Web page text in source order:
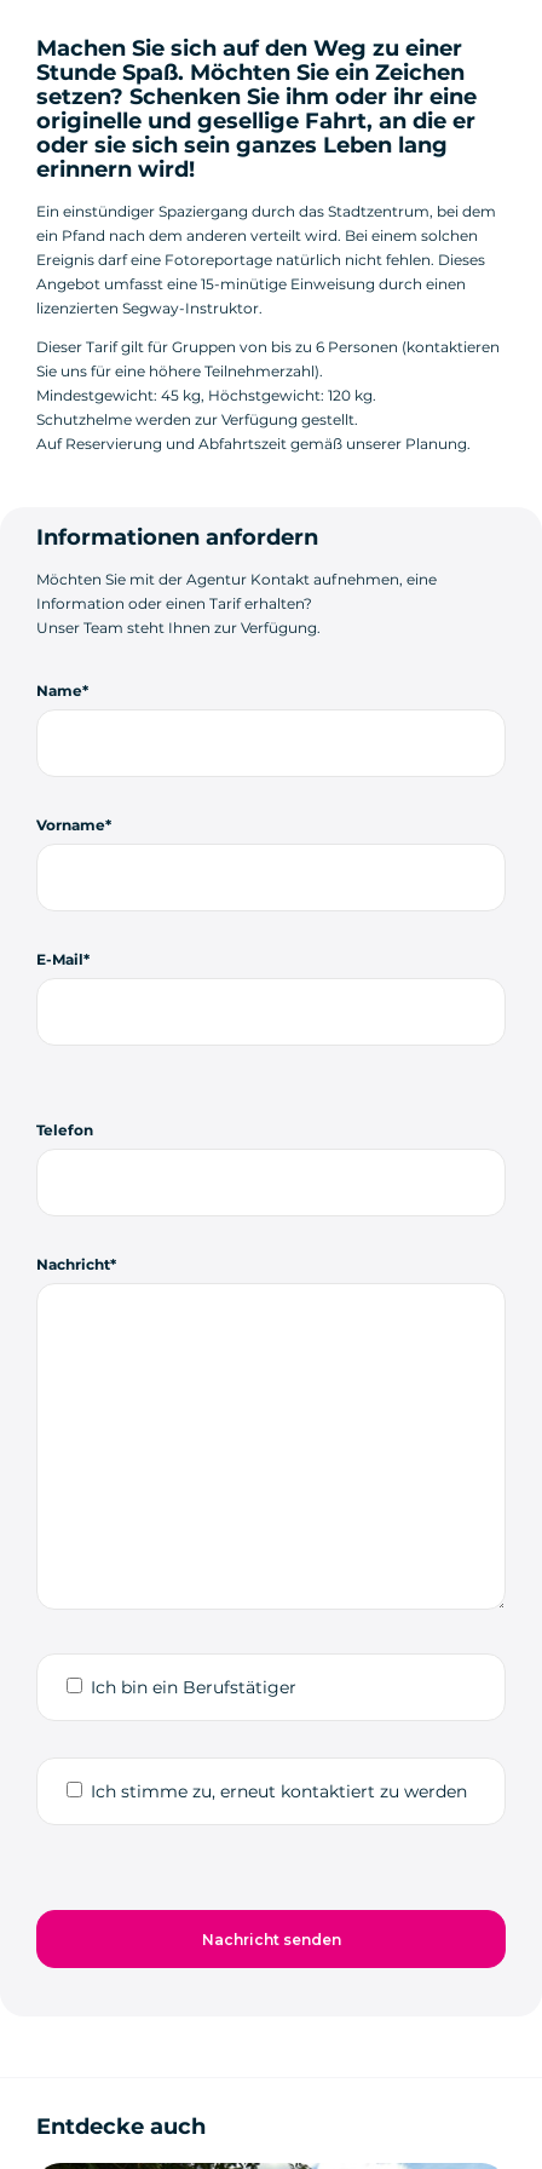
Machen Sie sich auf den Weg zu einer
Stunde Spaß. Möchten Sie ein Zeichen
setzen? Schenken Sie ihm oder ihr eine
originelle und gesellige Fahrt, an die er
oder sie sich sein ganzes Leben lang
erinnern wird!
Ein einstündiger Spaziergang durch das Stadtzentrum, bei dem
ein Pfand nach dem anderen verteilt wird. Bei einem solchen
Ereignis darf eine Fotoreportage natürlich nicht fehlen. Dieses
Angebot umfasst eine 15-minütige Einweisung durch einen
lizenzierten Segway-Instruktor.
Dieser Tarif gilt für Gruppen von bis zu 6 Personen (kontaktieren
Sie uns für eine höhere Teilnehmerzahl).
Mindestgewicht: 45 kg, Höchstgewicht: 120 kg.
Schutzhelme werden zur Verfügung gestellt.
Auf Reservierung und Abfahrtszeit gemäß unserer Planung.
Informationen anfordern
Möchten Sie mit der Agentur Kontakt aufnehmen, eine
Information oder einen Tarif erhalten?
Unser Team steht Ihnen zur Verfügung.
Name
Vorname
E-Mail
Telefon
Nachricht
Ich bin ein Berufstätiger
Ich stimme zu, erneut kontaktiert zu werden
Entdecke auch